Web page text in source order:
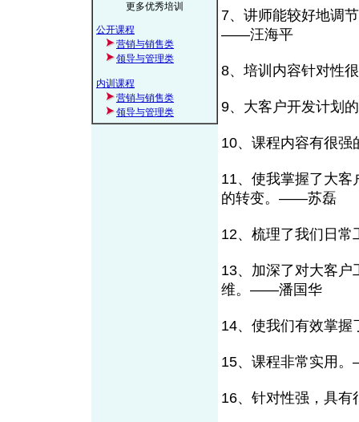
更多优秀培训
公开课程
营销与销售类
领导与管理类
内训课程
营销与销售类
领导与管理类
7、讲师能较好地调
——汪海平
8、培训内容针对性
9、大客户开发计划
10、课程内容有很
11、使我掌握了大客
的转变。——苏磊
12、梳理了我们日
13、加深了对大客户
维。——潘国华
14、使我们有效掌
15、课程非常实用
16、针对性强，具